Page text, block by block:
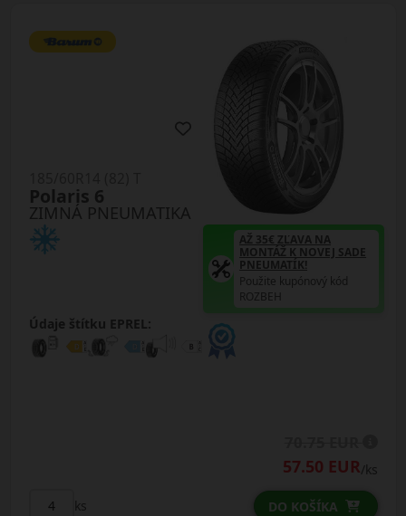
ZIMNÁ PNEUMATIKA
Polaris 6
Údaje štítku EPREL:
AŽ 35€ ZĽAVA NA
MONTÁŽ K NOVEJ SADE
PNEUMATÍK!
Použite kupónový kód
ROZBEH
57.50 EUR/ks
ks DO KOŠÍKA